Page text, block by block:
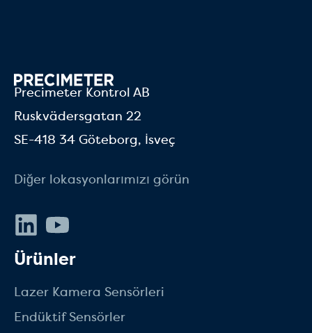
Precimeter Kontrol AB
Ruskvädersgatan 22
SE-418 34 Göteborg, İsveç
Diğer lokasyonlarımızı görün
LinkedIn
Ürünler
Lazer Kamera Sensörleri
Endüktif Sensörler